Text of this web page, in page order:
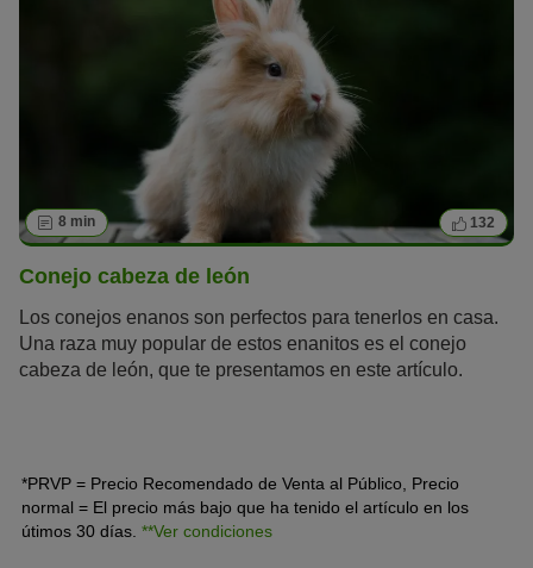
8 min 132
Conejo cabeza de león
Los conejos enanos son perfectos para tenerlos en casa.
Una raza muy popular de estos enanitos es el conejo
cabeza de león, que te presentamos en este artículo.
*PRVP = Precio Recomendado de Venta al Público, Precio
normal = El precio más bajo que ha tenido el artículo en los
útimos 30 días. **Ver condiciones